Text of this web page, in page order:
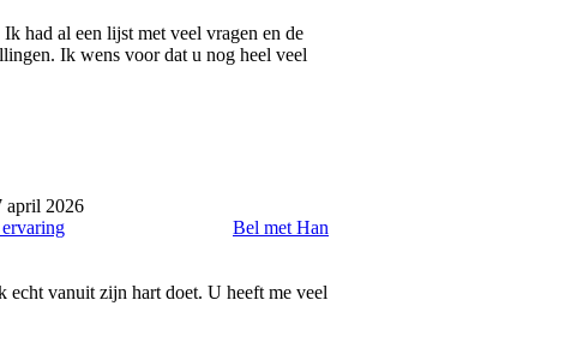
had al een lijst met veel vragen en de
Ik wens voor dat u nog heel veel
april 2026
Bel met Han
vanuit zijn hart doet. U heeft me veel